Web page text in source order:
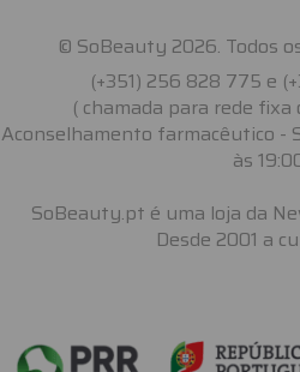
© SoBeauty 2026. Todos
(+351) 256 828 775 e
( chamada para rede
Aconselhamento farmacêutico -
às
SoBeauty.pt é uma loja da
Desde 2001 a